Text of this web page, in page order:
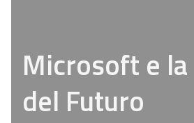
Microsoft e la
del Futuro